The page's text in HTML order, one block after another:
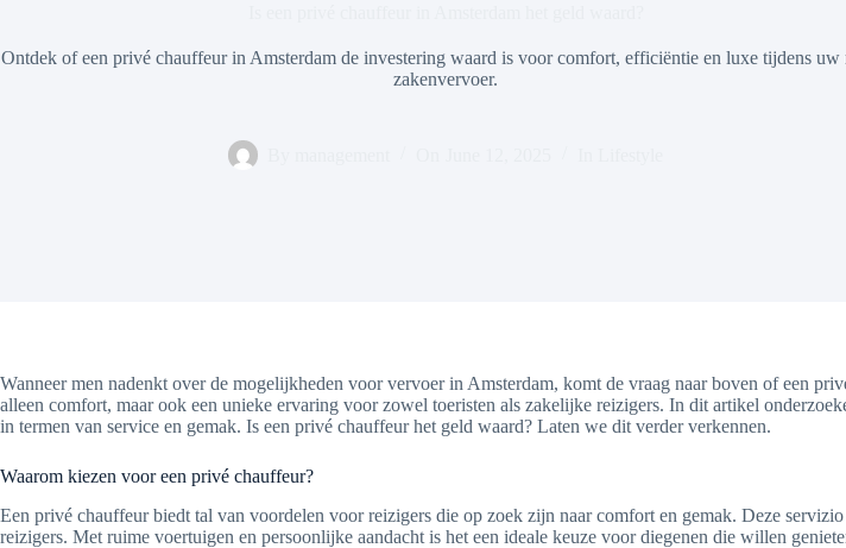
Ontdek of een privé chauffeur in Amsterdam de investering waard is voor comfort, efficiëntie en luxe tijdens uw
zakenvervoer.
Wanneer men nadenkt over de mogelijkheden voor vervoer in Amsterdam, komt de vraag naar boven of een
alleen comfort, maar ook een unieke ervaring voor zowel toeristen als zakelijke reizigers. In dit artikel
in termen van service en gemak. Is een privé chauffeur het geld waard? Laten we dit verder verkennen.
Waarom kiezen voor een privé chauffeur?
Een privé chauffeur biedt tal van voordelen voor reizigers die op zoek zijn naar comfort en gemak. Deze
reizigers. Met ruime voertuigen en persoonlijke aandacht is het een ideale keuze voor diegenen die willen